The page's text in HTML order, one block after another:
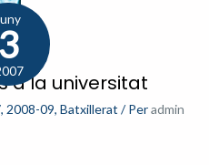
3
a la universitat
, 2008-09, Batxillerat / Peradmin